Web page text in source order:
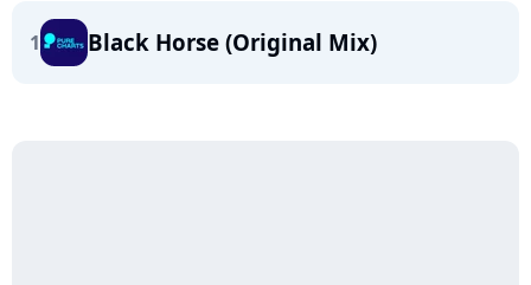
1 Black Horse (Original Mix)